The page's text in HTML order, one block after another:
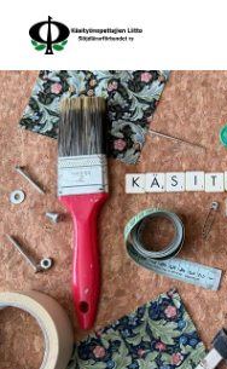
Siirry
sivun
sisältöön
Käsityönopettajien Liitto